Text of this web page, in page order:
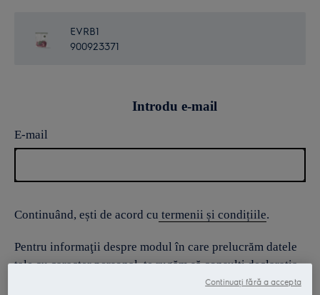
EVRB1
900923371
Introdu e-mail
E-mail
Continuând, ești de acord cu termenii și condițiile.
Pentru informaţii despre modul în care prelucrăm datele
tale cu caracter personal, te rugăm să consulţi declaraţia
Continuați fără a accepta